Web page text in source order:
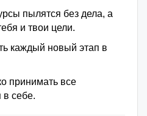
пылятся без дела, а
и твои цели.
каждый новый этап в
принимать все
в себе.